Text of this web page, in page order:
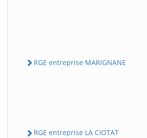
RGE entreprise MARIGNANE
RGE entreprise LA CIOTAT